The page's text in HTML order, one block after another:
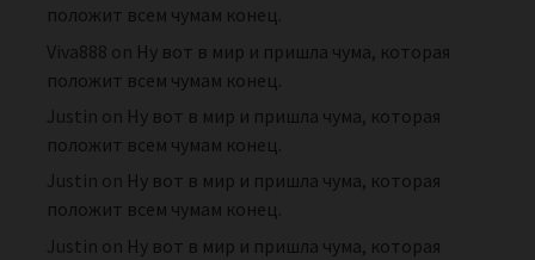
положит всем чумам конец.
Viva888 on Ну вот в мир и пришла чума, которая
положит всем чумам конец.
Justin on Ну вот в мир и пришла чума, которая
положит всем чумам конец.
Justin on Ну вот в мир и пришла чума, которая
положит всем чумам конец.
Justin on Ну вот в мир и пришла чума, которая